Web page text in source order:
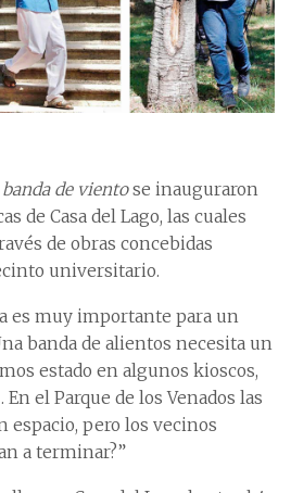
de vientose inauguraron
de Casa del Lago, las cuales
de obras concebidas
universitario.
es muy importante para un
banda de alientos necesita un
estado en algunos kioscos,
el Parque de los Venados las
espacio, pero los vecinos
a terminar?”